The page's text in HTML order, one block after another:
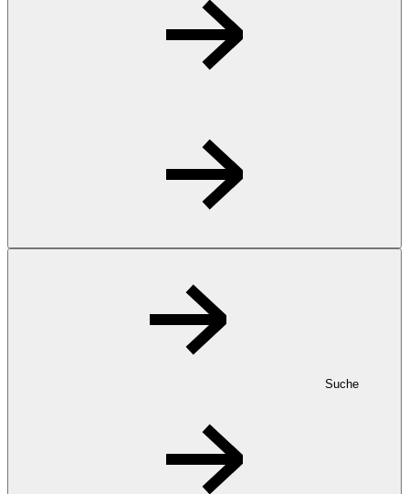
Suche